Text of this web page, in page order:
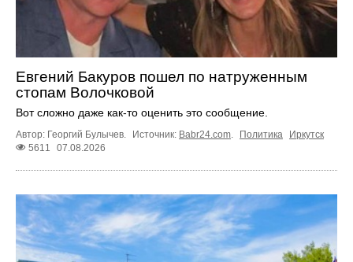
Евгений Бакуров пошел по натруженным
стопам Волочковой
Вот сложно даже как-то оценить это сообщение.
Автор: Георгий Булычев. Источник: Babr24.com. Политика
Иркутск
5611
07.08.2026